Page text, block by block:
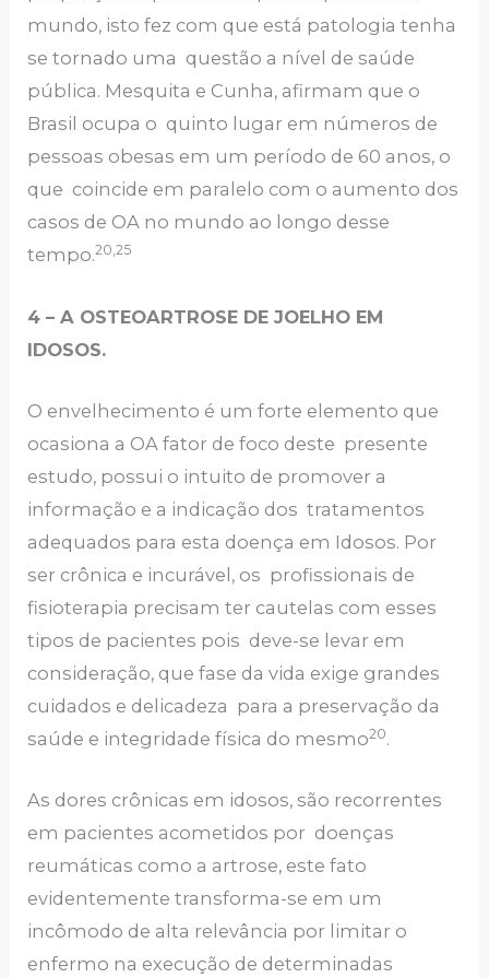
mundo, isto fez com que está patologia tenha
se tornado uma questão a nível de saúde
pública. Mesquita e Cunha, afirmam que o
Brasil ocupa o quinto lugar em números de
pessoas obesas em um período de 60 anos, o
que coincide em paralelo com o aumento dos
casos de OA no mundo ao longo desse
tempo.20,25
4 – A OSTEOARTROSE DE JOELHO EM
IDOSOS.
O envelhecimento é um forte elemento que
ocasiona a OA fator de foco deste presente
estudo, possui o intuito de promover a
informação e a indicação dos tratamentos
adequados para esta doença em Idosos. Por
ser crônica e incurável, os profissionais de
fisioterapia precisam ter cautelas com esses
tipos de pacientes pois deve-se levar em
consideração, que fase da vida exige grandes
cuidados e delicadeza para a preservação da
saúde e integridade física do mesmo20.
As dores crônicas em idosos, são recorrentes
em pacientes acometidos por doenças
reumáticas como a artrose, este fato
evidentemente transforma-se em um
incômodo de alta relevância por limitar o
enfermo na execução de determinadas